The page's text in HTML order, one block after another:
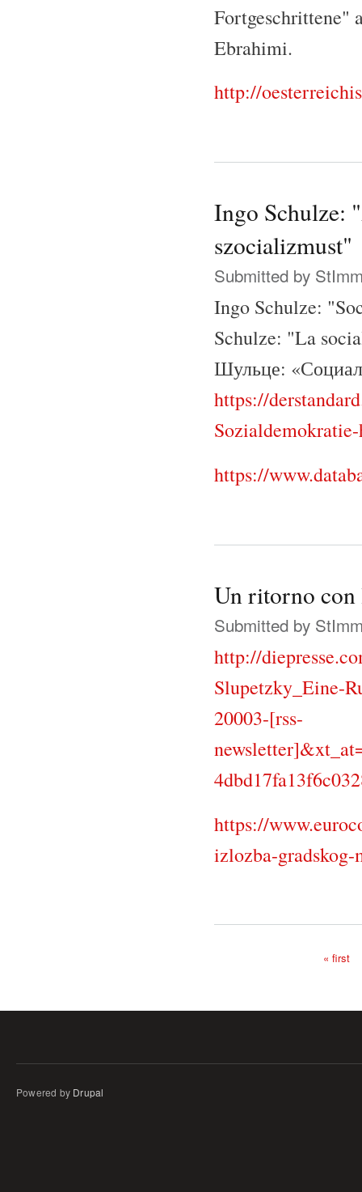
Fortgeschrittene"
Ebrahimi.
http://
Ingo Schulze:
szocializmust"
Submitted by
Ingo Schulze:
Schulze: "La
Шульце:
https://
https://
Un ritorno con
Submitted by
http://
Slupetzky_Eine-
20003-[rss-
https://
izlozba-gradskog-
« first
Powered by Drupal